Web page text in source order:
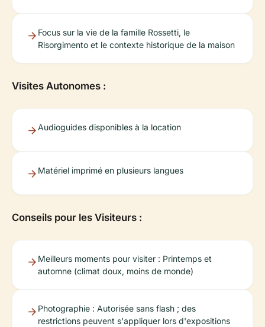
Focus sur la vie de la famille Rossetti, le
Risorgimento et le contexte historique de la maison
Visites Autonomes :
Audioguides disponibles à la location
Matériel imprimé en plusieurs langues
Conseils pour les Visiteurs :
Meilleurs moments pour visiter : Printemps et
automne (climat doux, moins de monde)
Photographie : Autorisée sans flash ; des
restrictions peuvent s'appliquer lors d'expositions